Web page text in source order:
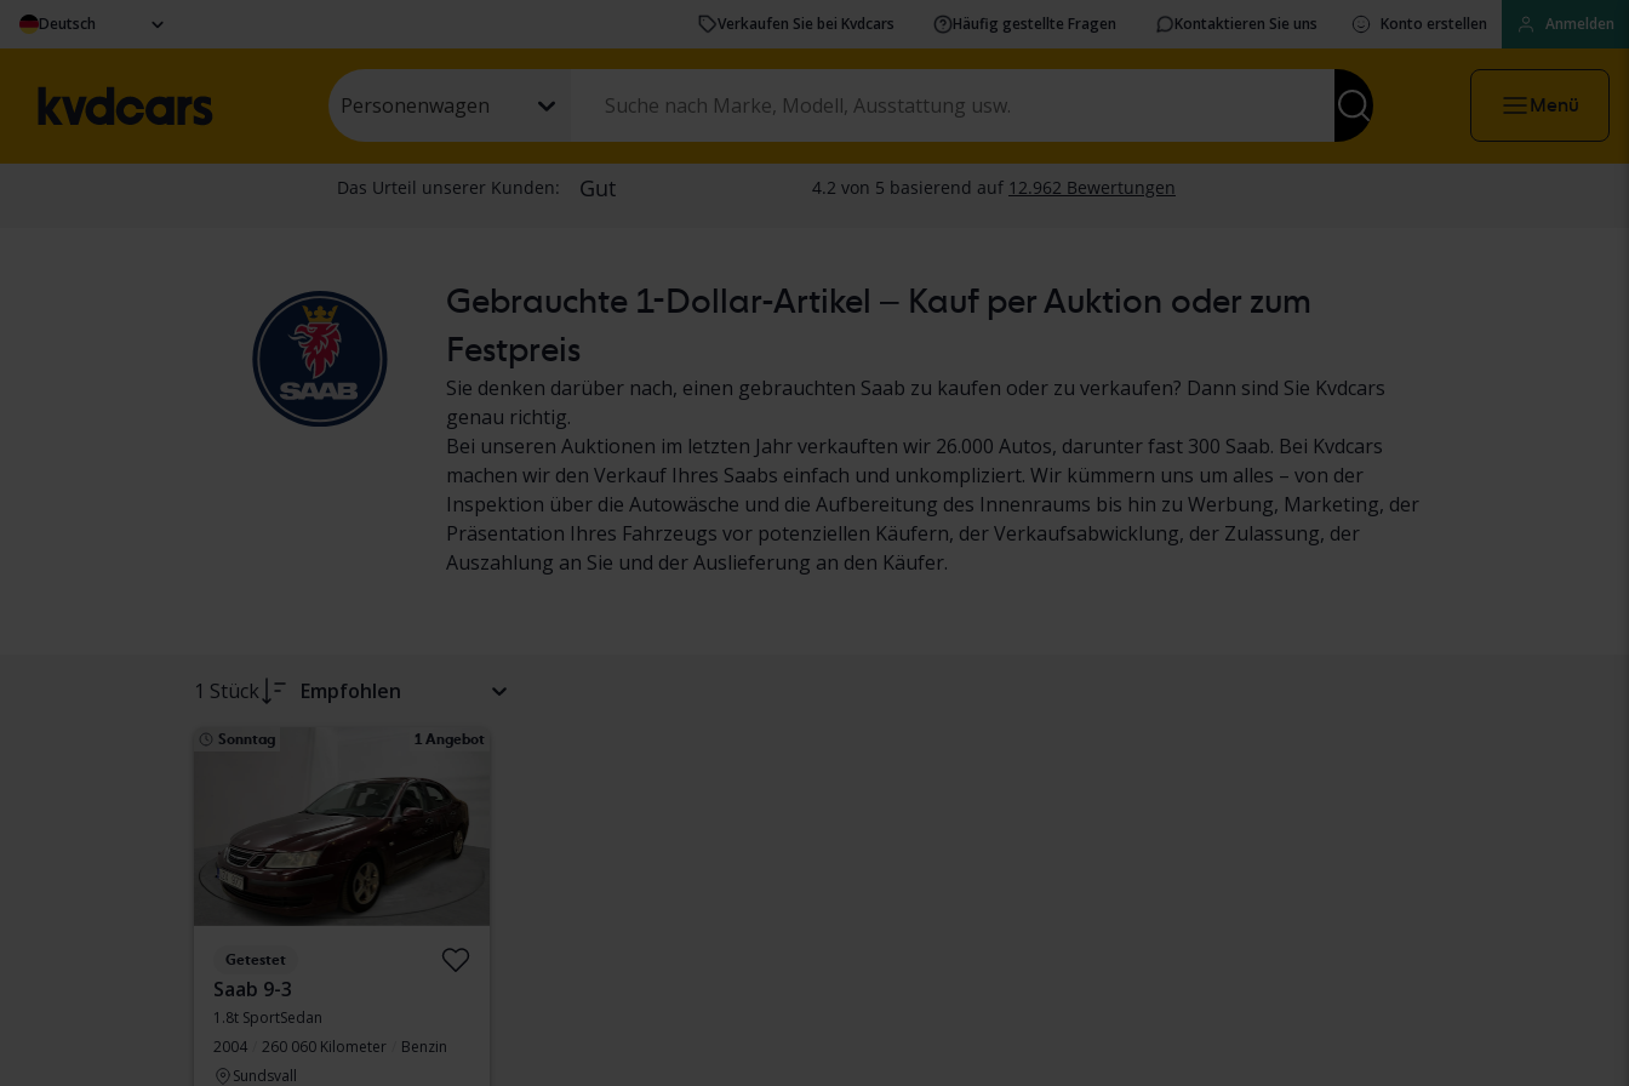
Deutsch Verkaufen Sie bei Kvdcars Häufig gestellte Fragen Kontaktieren Sie uns Konto erstellen Anmelden
Personenwagen Menü
Gebrauchte 1-Dollar-Artikel – Kauf per Auktion oder zum
Festpreis
Sie denken darüber nach, einen gebrauchten Saab zu kaufen oder zu verkaufen? Dann sind Sie Kvdcars
genau richtig.
Bei unseren Auktionen im letzten Jahr verkauften wir 26.000 Autos, darunter fast 300 Saab. Bei Kvdcars
machen wir den Verkauf Ihres Saabs einfach und unkompliziert. Wir kümmern uns um alles – von der
Inspektion über die Autowäsche und die Aufbereitung des Innenraums bis hin zu Werbung, Marketing, der
Präsentation Ihres Fahrzeugs vor potenziellen Käufern, der Verkaufsabwicklung, der Zulassung, der
Auszahlung an Sie und der Auslieferung an den Käufer.
1 Stück Empfohlen
Sonntag 1 Angebot
Getestet
Saab 9-3
1.8t SportSedan
2004
260 060 Kilometer
Benzin
Sundsvall